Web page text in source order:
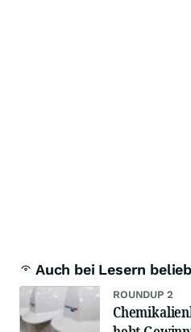
Auch bei Lesern
ROUNDUP 2